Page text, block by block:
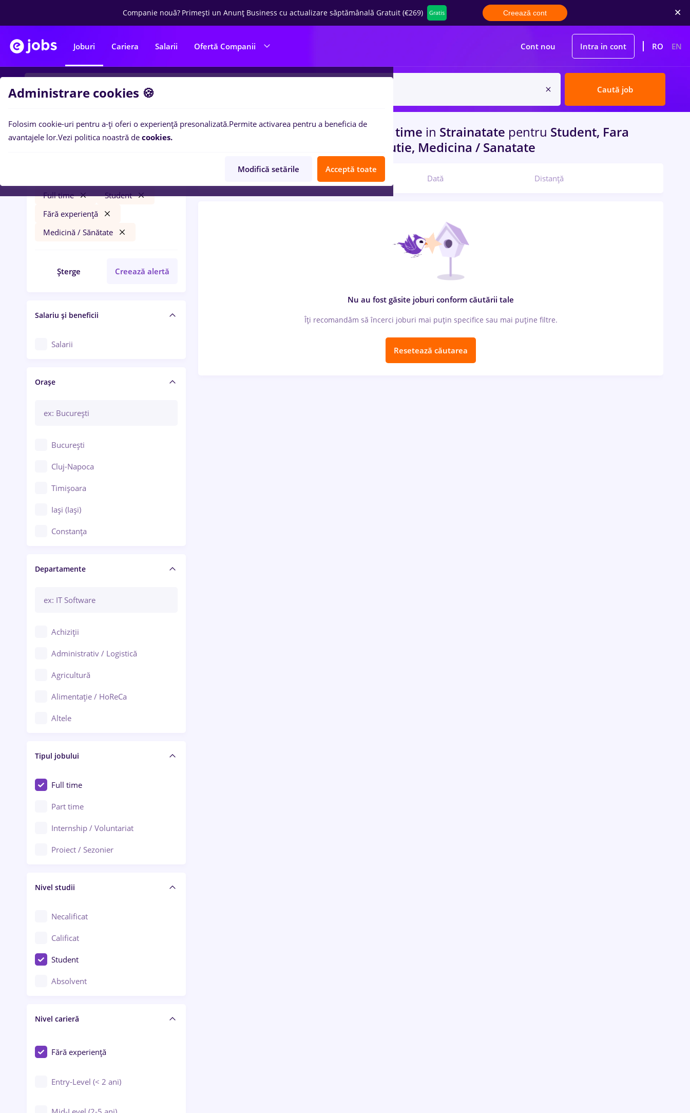
Companie nouă? Primești un Anunț Business cu actualizare săptămânală Gratuit (€269) Gratis Creează cont
Joburi Cariera Salarii Ofertă Companii Cont nou Intra in cont RO EN
Caută job
Filtre
Full time
Student
Fără experiență
Medicină / Sănătate
Șterge Creează alertă
Salariu și beneficii
Salarii
Orașe
București
Cluj-Napoca
Timișoara
Iași (Iași)
Constanța
Brașov
Bacău
Galați (Galați)
Ploiești
Arad
Baia Mare
Bârlad
Bistrița (Bistrița-Năsăud)
Departamente
Achiziții
Administrativ / Logistică
Agricultură
Alimentație / HoReCa
Altele
Asigurări
Au pair / Babysitter / Curățenie
Audit / Consultanță
Auto / Echipamente
Automatizări
Cercetare - dezvoltare
Chimie / Biochimie
Confecții / Design vestimentar
Construcții / Instalații
Controlul calității
Educație / Training / Arte
Tipul jobului
Full time
Part time
Internship / Voluntariat
Proiect / Sezonier
Nivel studii
Necalificat
Calificat
Student
Absolvent
Nivel carieră
Fără experiență
Entry-Level (< 2 ani)
0locuri de muncafreelancer, Full time in Strainatate pentru Student, Fara
Transport / Distributie, Medicina / Sanatate
Relevanță Dată Distanță
Nu au fost găsite joburi conform căutării tale
Îți recomandăm să încerci joburi mai puțin specifice sau mai puține filtre.
Resetează căutarea
Administrare cookies 🍪
Folosim cookie-uri pentru a-ți oferi o experiență presonalizată.Permite activarea pentru a beneficia de
avantajele lor.Vezi politica noastră de cookies.
Modifică setările Acceptă toate